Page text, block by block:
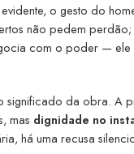
o gesto do
não pedem perdão;
com o poder — ele
significado da obra. A
mas dignidade no
há uma recusa